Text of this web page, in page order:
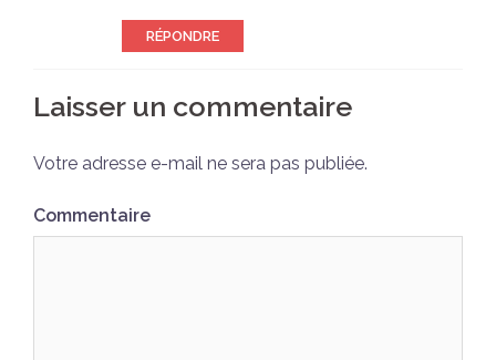
RÉPONDRE
Laisser un commentaire
Votre adresse e-mail ne sera pas publiée.
Commentaire